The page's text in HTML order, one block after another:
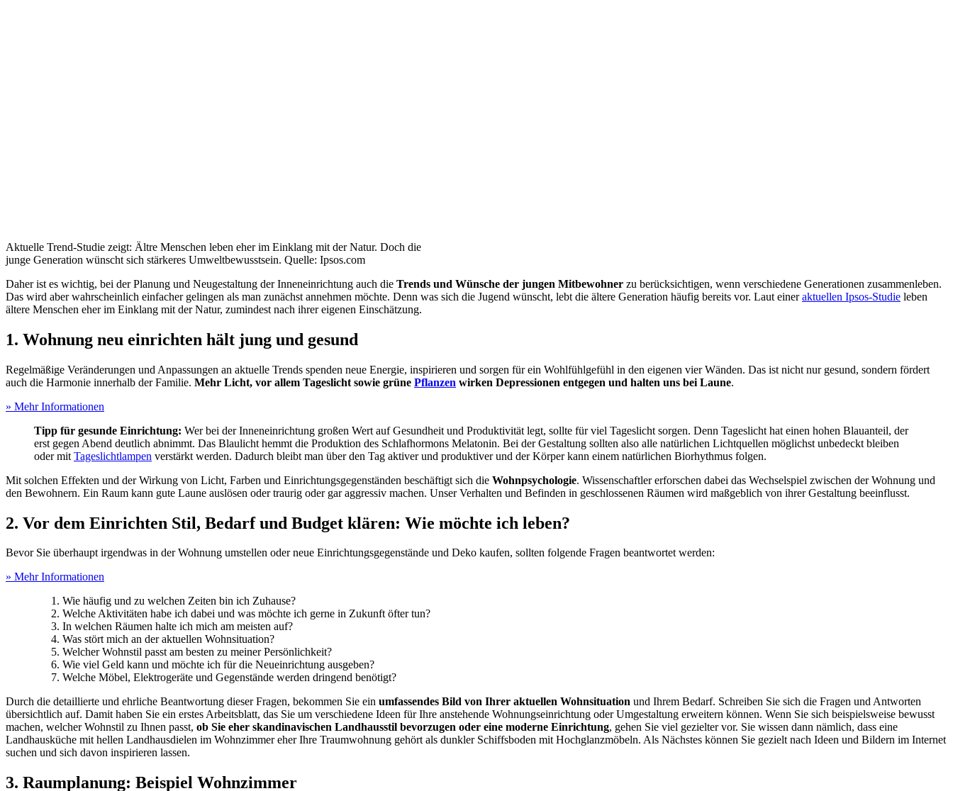
Aktuelle Trend-Studie zeigt: Ältre Menschen leben eher im Einklang mit der Natur. Doch die
junge Generation wünscht sich stärkeres Umweltbewusstsein. Quelle: Ipsos.com
Daher ist es wichtig, bei der Planung und Neugestaltung der Inneneinrichtung auch die Trends und Wünsche der jungen Mitbewohner zu berücksichtigen, wenn verschiedene Generationen zusammenleben.
Das wird aber wahrscheinlich einfacher gelingen als man zunächst annehmen möchte. Denn was sich die Jugend wünscht, lebt die ältere Generation häufig bereits vor. Laut eineraktuellen Ipsos-Studie leben
ältere Menschen eher im Einklang mit der Natur, zumindest nach ihrer eigenen Einschätzung.
1. Wohnung neu einrichten hält jung und gesund
Regelmäßige Veränderungen und Anpassungen an aktuelle Trends spenden neue Energie, inspirieren und sorgen für ein Wohlfühlgefühl in den eigenen vier Wänden. Das ist nicht nur gesund, sondern fördert
auch die Harmonie innerhalb der Familie. Mehr Licht, vor allem Tageslicht sowie grüne Pflanzen wirken Depressionen entgegen und halten uns bei Laune.
» Mehr Informationen
Tipp für gesunde Einrichtung: Wer bei der Inneneinrichtung großen Wert auf Gesundheit und Produktivität legt, sollte für viel Tageslicht sorgen. Denn Tageslicht hat einen hohen Blauanteil, der
erst gegen Abend deutlich abnimmt. Das Blaulicht hemmt die Produktion des Schlafhormons Melatonin. Bei der Gestaltung sollten also alle natürlichen Lichtquellen möglichst unbedeckt bleiben
oder mit Tageslichtlampen verstärkt werden. Dadurch bleibt man über den Tag aktiver und produktiver und der Körper kann einem natürlichen Biorhythmus folgen.
Mit solchen Effekten und der Wirkung von Licht, Farben und Einrichtungsgegenständen beschäftigt sich die Wohnpsychologie. Wissenschaftler erforschen dabei das Wechselspiel zwischen der Wohnung und
den Bewohnern. Ein Raum kann gute Laune auslösen oder traurig oder gar aggressiv machen. Unser Verhalten und Befinden in geschlossenen Räumen wird maßgeblich von ihrer Gestaltung beeinflusst.
2. Vor dem Einrichten Stil, Bedarf und Budget klären: Wie möchte ich leben?
Bevor Sie überhaupt irgendwas in der Wohnung umstellen oder neue Einrichtungsgegenstände und Deko kaufen, sollten folgende Fragen beantwortet werden:
» Mehr Informationen
Wie häufig und zu welchen Zeiten bin ich Zuhause?
Welche Aktivitäten habe ich dabei und was möchte ich gerne in Zukunft öfter tun?
In welchen Räumen halte ich mich am meisten auf?
Was stört mich an der aktuellen Wohnsituation?
Welcher Wohnstil passt am besten zu meiner Persönlichkeit?
Wie viel Geld kann und möchte ich für die Neueinrichtung ausgeben?
Welche Möbel, Elektrogeräte und Gegenstände werden dringend benötigt?
Durch die detaillierte und ehrliche Beantwortung dieser Fragen, bekommen Sie ein umfassendes Bild von Ihrer aktuellen Wohnsituation und Ihrem Bedarf. Schreiben Sie sich die Fragen und Antworten
übersichtlich auf. Damit haben Sie ein erstes Arbeitsblatt, das Sie um verschiedene Ideen für Ihre anstehende Wohnungseinrichtung oder Umgestaltung erweitern können. Wenn Sie sich beispielsweise bewusst
machen, welcher Wohnstil zu Ihnen passt, ob Sie eher skandinavischen Landhausstil bevorzugen oder eine moderne Einrichtung, gehen Sie viel gezielter vor. Sie wissen dann nämlich, dass eine
Landhausküche mit hellen Landhausdielen im Wohnzimmer eher Ihre Traumwohnung gehört als dunkler Schiffsboden mit Hochglanzmöbeln. Als Nächstes können Sie gezielt nach Ideen und Bildern im Internet
suchen und sich davon inspirieren lassen.
3. Raumplanung: Beispiel Wohnzimmer